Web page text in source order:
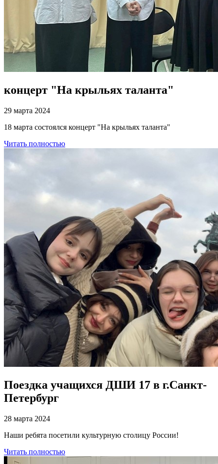
концерт "На крыльях таланта"
29 марта 2024
18 марта состоялся концерт "На крыльях таланта"
Читать полностью
Поездка учащихся ДШИ 17 в г.Санкт-
Петербург
28 марта 2024
Наши ребята посетили культурную столицу России!
Читать полностью